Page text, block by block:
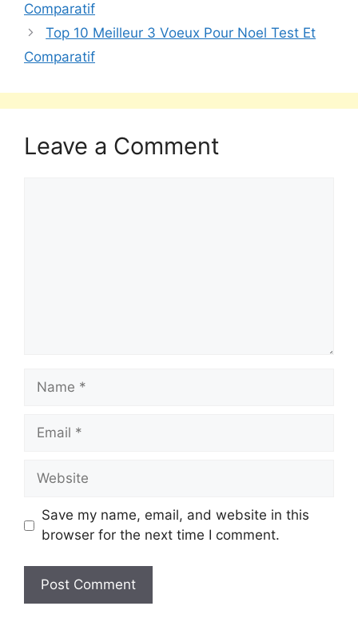
Comparatif
Top 10 Meilleur 3 Voeux Pour Noel Test Et
Comparatif
Leave a Comment
Save my name, email, and website in this
browser for the next time I comment.